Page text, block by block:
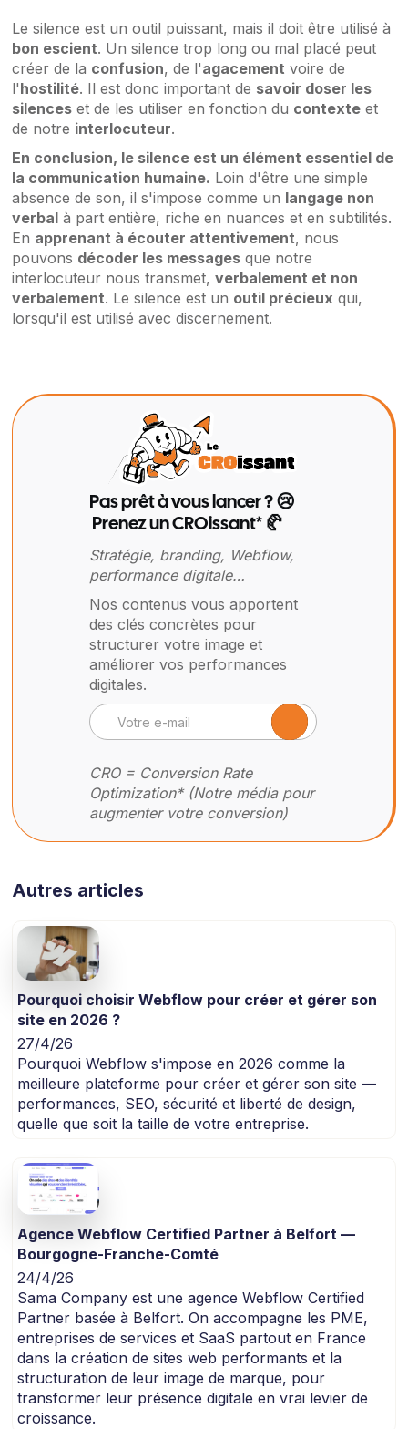
Le silence est un outil puissant, mais il doit être utilisé à
bon escient. Un silence trop long ou mal placé peut
créer de la confusion, de l'agacement voire de
l'hostilité. Il est donc important de savoir doser les
silences et de les utiliser en fonction du contexte et
de notre interlocuteur.
En conclusion, le silence est un élément essentiel de
la communication humaine. Loin d'être une simple
absence de son, il s'impose comme un langage non
verbal à part entière, riche en nuances et en subtilités.
En apprenant à écouter attentivement, nous
pouvons décoder les messages que notre
interlocuteur nous transmet,verbalement et non
verbalement. Le silence est un outil précieux qui,
lorsqu'il est utilisé avec discernement.
Pas prêt à vous lancer ? 😢
Prenez un CROissant* 🥐
Stratégie, branding, Webflow,
performance digitale…
Nos contenus vous apportent
des clés concrètes pour
structurer votre image et
améliorer vos performances
digitales.
CRO = Conversion Rate
Optimization* (Notre média pour
augmenter votre conversion)
Autres articles
Pourquoi choisir Webflow pour créer et gérer son
site en 2026 ?
27/4/26
Pourquoi Webflow s'impose en 2026 comme la
meilleure plateforme pour créer et gérer son site —
performances, SEO, sécurité et liberté de design,
quelle que soit la taille de votre entreprise.
Agence Webflow Certified Partner à Belfort —
Bourgogne-Franche-Comté
24/4/26
Sama Company est une agence Webflow Certified
Partner basée à Belfort. On accompagne les PME,
entreprises de services et SaaS partout en France
dans la création de sites web performants et la
structuration de leur image de marque, pour
transformer leur présence digitale en vrai levier de
croissance.